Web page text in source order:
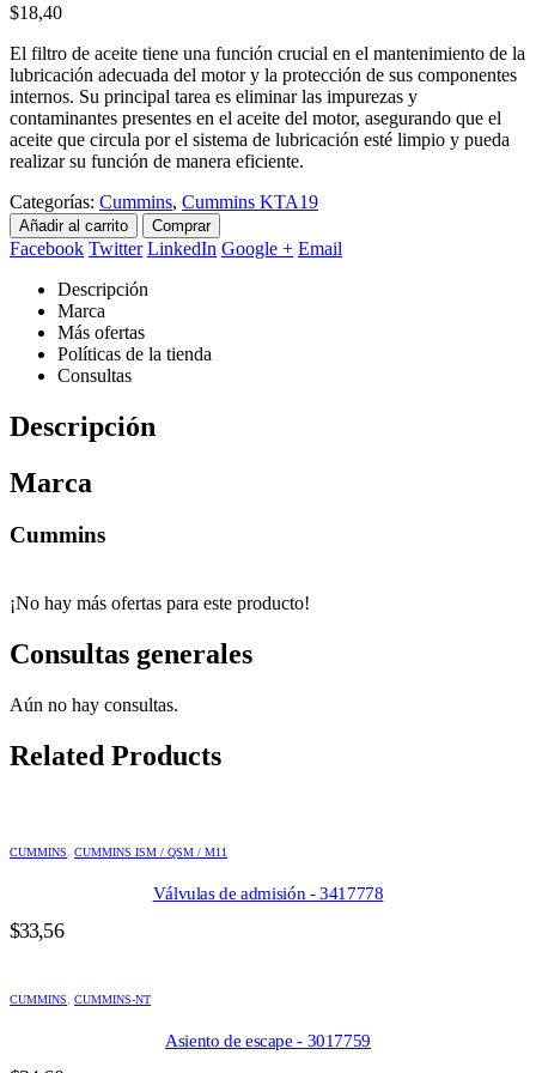
$18,40
El filtro de aceite tiene una función crucial en el mantenimiento de la
lubricación adecuada del motor y la protección de sus componentes
internos. Su principal tarea es eliminar las impurezas y
contaminantes presentes en el aceite del motor, asegurando que el
aceite que circula por el sistema de lubricación esté limpio y pueda
realizar su función de manera eficiente.
Categorías: Cummins, Cummins KTA19
Añadir al carrito Comprar
Facebook Twitter LinkedIn Google + Email
Descripción
Marca
Más ofertas
Políticas de la tienda
Consultas
Descripción
Marca
Cummins
¡No hay más ofertas para este producto!
Consultas generales
Aún no hay consultas.
Related Products
CUMMINS CUMMINS ISM / QSM / M11
Válvulas de admisión - 3417778
$33,56
CUMMINS CUMMINS-NT
Asiento de escape - 3017759